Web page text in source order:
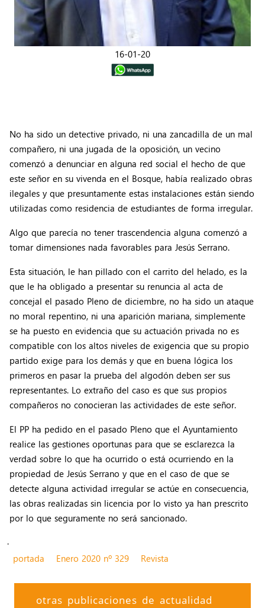
16-01-20
No ha sido un detective privado, ni una zancadilla de un mal
compañero, ni una jugada de la oposición, un vecino
comenzó a denunciar en alguna red social el hecho de que
este señor en su vivenda en el Bosque, había realizado obras
ilegales y que presuntamente estas instalaciones están siendo
utilizadas como residencia de estudiantes de forma irregular.
Algo que parecía no tener trascendencia alguna comenzó a
tomar dimensiones nada favorables para Jesús Serrano.
Esta situación, le han pillado con el carrito del helado, es la
que le ha obligado a presentar su renuncia al acta de
concejal el pasado Pleno de diciembre, no ha sido un ataque
no moral repentino, ni una aparición mariana, simplemente
se ha puesto en evidencia que su actuación privada no es
compatible con los altos niveles de exigencia que su propio
partido exige para los demás y que en buena lógica los
primeros en pasar la prueba del algodón deben ser sus
representantes. Lo extraño del caso es que sus propios
compañeros no conocieran las actividades de este señor.
El PP ha pedido en el pasado Pleno que el Ayuntamiento
realice las gestiones oportunas para que se esclarezca la
verdad sobre lo que ha ocurrido o está ocurriendo en la
propiedad de Jesús Serrano y que en el caso de que se
detecte alguna actividad irregular se actúe en consecuencia,
las obras realizadas sin licencia por lo visto ya han prescrito
por lo que seguramente no será sancionado.
.
portada
Enero 2020 nº 329 Revista
otras publicaciones de actualidad